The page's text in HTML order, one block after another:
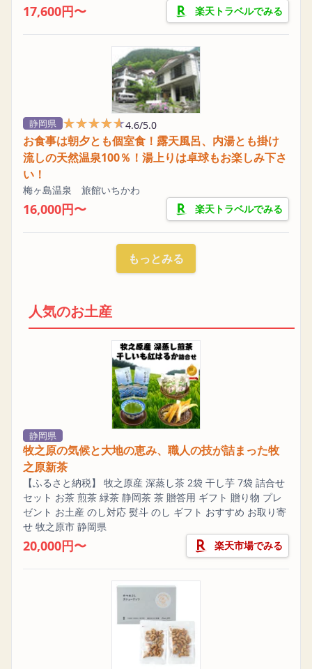
17,600円〜 楽天トラベルでみる
静岡県 ★★★★★
★★★★★4.6/5.0
お食事は朝夕とも個室食！露天風呂、内湯とも掛け
流しの天然温泉100％！湯上りは卓球もお楽しみ下さ
い！
梅ヶ島温泉 旅館いちかわ
16,000円〜 楽天トラベルでみる
もっとみる
人気のお土産
静岡県
牧之原の気候と大地の恵み、職人の技が詰まった牧
之原新茶
【ふるさと納税】 牧之原産 深蒸し茶 2袋 干し芋 7袋 詰合せ
セット お茶 煎茶 緑茶 静岡茶 茶 贈答用 ギフト 贈り物 プレ
ゼント お土産 のし対応 熨斗 のし ギフト おすすめ お取り寄
せ 牧之原市 静岡県
20,000円〜 楽天市場でみる